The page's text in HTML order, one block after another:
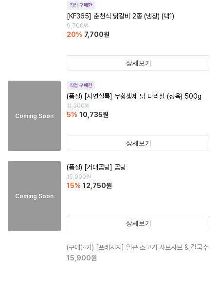
직접 구매한
[KF365] 춘천식 닭갈비 2종 (냉장) (택1)
9,700원
20% 7,700원
상세보기
Coming Soon
직접 구매한
(품절) [자연실록] 무항생제 닭 다리살 (정육) 500g
11,300원
5% 10,735원
상세보기
Coming Soon
(품절) [거대곰탕] 곰탕
15,000원
15% 12,750원
상세보기
(구매불가) [프레시지] 얼큰 소고기 샤브샤브 & 칼국수
15,900원